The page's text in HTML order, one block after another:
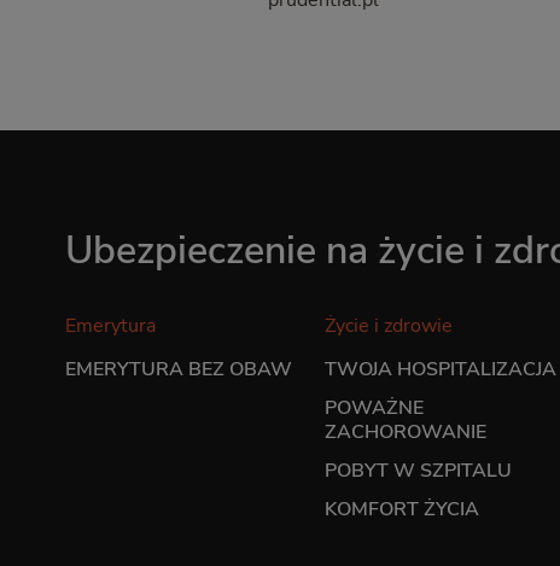
Ubezpieczenie na życie i
Emerytura
EMERYTURA BEZ OBAW
Życie i zdrowie
TWOJA HOSPITALIZACJA
POWAŻNE
ZACHOROWANIE
POBYT W SZPITALU
KOMFORT ŻYCIA